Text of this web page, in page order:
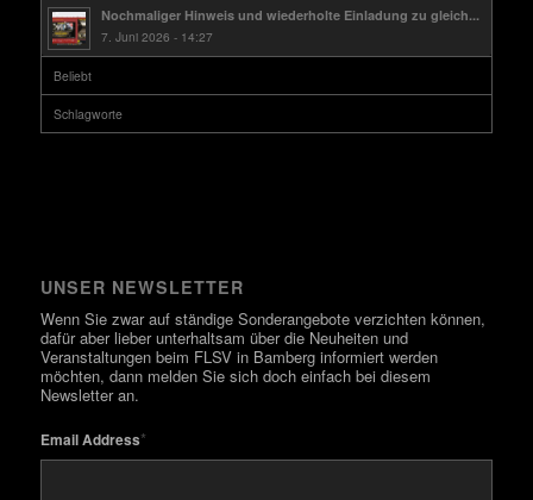
Nochmaliger Hinweis und wiederholte Einladung zu gleich...
7. Juni 2026 - 14:27
Beliebt
Schlagworte
UNSER NEWSLETTER
Wenn Sie zwar auf ständige Sonderangebote verzichten können,
dafür aber lieber unterhaltsam über die Neuheiten und
Veranstaltungen beim FLSV in Bamberg informiert werden
möchten, dann melden Sie sich doch einfach bei diesem
Newsletter an.
Email Address*